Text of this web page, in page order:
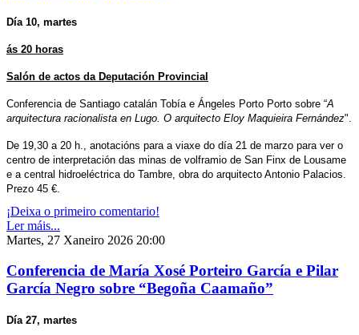
Día 10, martes
ás 20 horas
Salón de actos da Deputación Provincial
Conferencia de Santiago catalán Tobía e Ángeles Porto Porto sobre “A
arquitectura racionalista en Lugo. O arquitecto Eloy Maquieira Fernández".
De 19,30 a 20 h., anotacións para a viaxe do día 21 de marzo para ver o
centro de interpretación das minas de volframio de San Finx de Lousame
e a central hidroeléctrica do Tambre, obra do arquitecto Antonio Palacios.
Prezo 45 €.
¡Deixa o primeiro comentario!
Ler máis...
Martes, 27 Xaneiro 2026 20:00
Conferencia de María Xosé Porteiro García e Pilar
García Negro sobre “Begoña Caamaño”
Día 27, martes